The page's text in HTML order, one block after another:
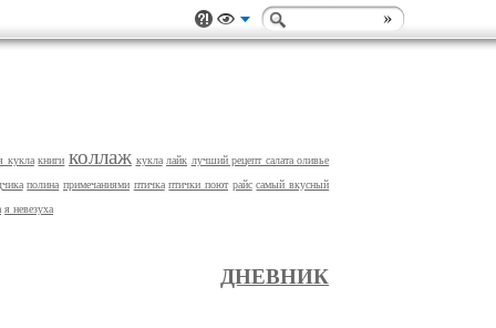
кукла книги коллаж кукла лайк лучший рецепт салата оливье
полина примечаниями птичка птички поют райс самый вкусный
я невезуха
ДНЕВНИК